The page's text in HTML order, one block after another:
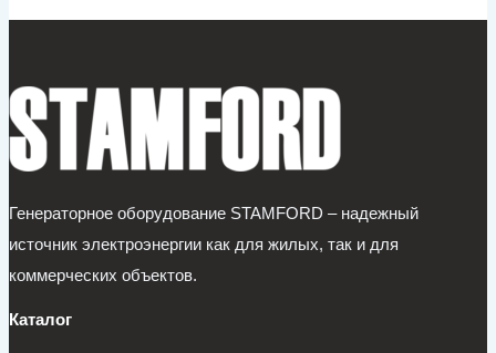
Генераторное оборудование STAMFORD – надежный
источник электроэнергии как для жилых, так и для
коммерческих объектов.
Каталог